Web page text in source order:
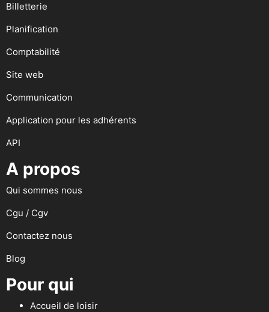
Billetterie
Planification
Comptabilité
Site web
Communication
Application pour les adhérents
API
A propos
Qui sommes nous
Cgu / Cgv
Contactez nous
Blog
Pour qui
Accueil de loisir